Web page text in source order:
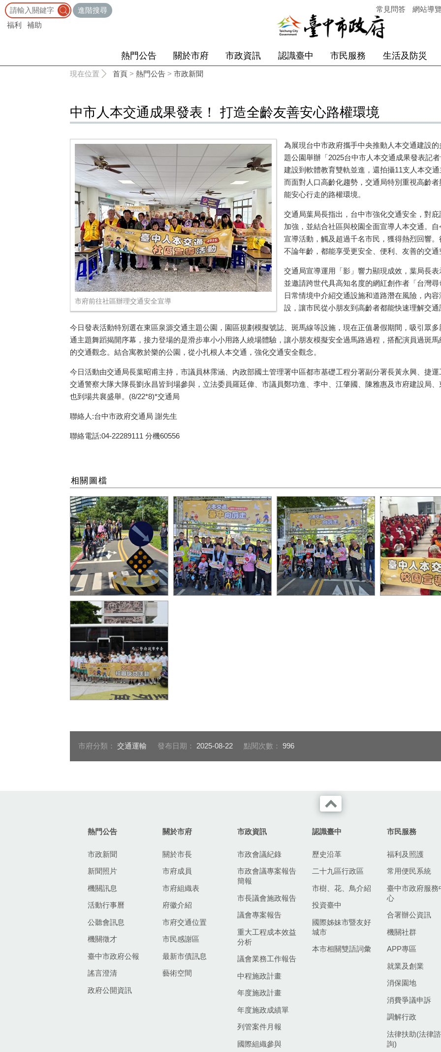
進階搜尋
福利
補助
常見問答 網站導
熱門公告 關於市府 市政資訊 認識臺中 市民服務 生活及防災
現在位置 首頁 > 熱門公告 > 市政新聞
中市人本交通成果發表！ 打造全齡友善安心路權環境
市府前往社區辦理交通安全宣導
為展現台中市政府攜手中央推動人本交通建設
題公園舉辦「2025台中市人本交通成果發表記
建設到軟體教育雙軌並進，還拍攝11支人本交
而面對人口高齡化趨勢，交通局特別重視高齡
能安心行走的路權環境。
交通局葉局長指出，台中市強化交通安全，對
加強，並結合社區與校園全面宣導人本交通。自
宣導活動，觸及超過千名市民，獲得熱烈回響
不論年齡，都能享受更安全、便利、友善的交通
交通局宣導運用「影」響力顯現成效，葉局長
並邀請跨世代具高知名度的網紅創作者「台灣尋
日常情境中介紹交通設施和道路潛在風險，內
設，讓市民從小朋友到高齡者都能快速理解交
今日發表活動特別選在東區泉源交通主題公園，園區規劃模擬號誌、斑馬線等設施，現在正值暑假期間，吸引眾
通主題舞蹈揭開序幕，接力登場的是滑步車小小用路人繞場體驗，讓小朋友模擬安全過馬路過程，搭配演員過斑
的交通觀念。結合寓教於樂的公園，從小扎根人本交通，強化交通安全觀念。
今日活動由交通局長葉昭甫主持，市議員林霈涵、 內政部國土管理署中區都市基礎工程分署副分署長黃永興、捷
交通警察大隊大隊長劉永昌皆到場參與，立法委員羅廷偉、市議員鄭功進、李中、江肇國、 陳雅惠及市府建設局
也到場共襄盛舉。 (8/22*8)*交通局
聯絡人:台中市政府交通局 謝先生
聯絡電話:04-22289111 分機60556
相關圖檔
泉源交通主題公園規劃完整
交通設施，市府以互動方式
與學童共同體驗
通安全知識
市府分類： 交通運輸 發布日期： 2025-08-22 點閱次數： 996
熱門公告
市政新聞
新聞照片
機關訊息
活動行事曆
公聽會訊息
機關徵才
臺中市政府公報
謠言澄清
政府公開資訊
關於市府
關於市長
市府成員
市府組織表
府徽介紹
市府交通位置
市民感謝區
最新市債訊息
藝術空間
市政資訊
市政會議紀錄
市政會議專案報告
簡報
市長議會施政報告
議會專案報告
重大工程成本效益
分析
議會業務工作報告
中程施政計畫
年度施政計畫
年度施政成績單
列管案件月報
國際組織參與
認識臺中
歷史沿革
二十九區行政區
市樹、花、鳥介紹
投資臺中
國際姊妹市暨友好
城市
本市相關雙語詞彙
市民服務
福利及照護
常用便民系統
臺中市政府服務
心
合署辦公資訊
機關社群
APP專區
就業及創業
消保園地
消費爭議申訴
調解行政
法律扶助(法律諮
詢)